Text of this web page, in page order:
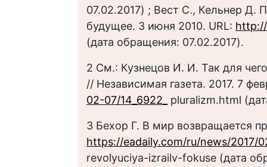
07.02.2017) ; Вест С., Кельнер Д.
будущее. 3 июня 2010. URL:
(дата обращения: 07.02.2017).
2 См.: Кузнецов И. И. Так для
// Независимая газета. 2017. 7
02-07/14_6922_
pluralizm.html
3 Бехор Г. В мир возвращается
https://eadaily.com/ru/news/2017/
revolyuciya-izrailv-fokuse (дата